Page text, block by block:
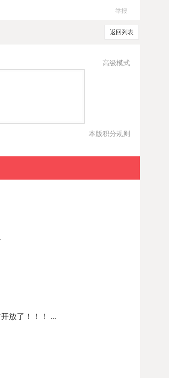
举报
返回列表
高级模式
本版积分规则
放了！！！ ...